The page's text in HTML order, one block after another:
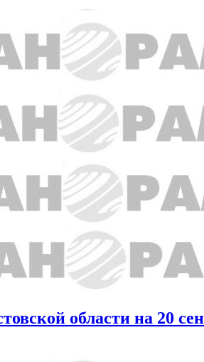
области на 20